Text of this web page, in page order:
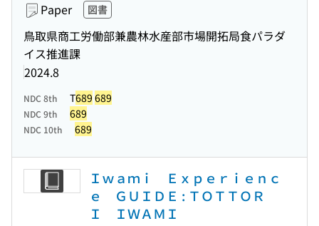
Paper 図書
鳥取県商工労働部兼農林水産部市場開拓局食パラダ
イス推進課
2024.8
NDC 8th T689 689
NDC 9th 689
NDC 10th 689
Ｉｗａｍｉ Ｅｘｐｅｒｉｅｎｃ
ｅ ＧＵＩＤＥ : ＴＯＴＴＯＲ
Ｉ ＩＷＡＭＩ